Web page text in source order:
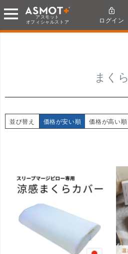
アスモット
オフィシャルストア ログイン
HOME まくら
まくら
並び替え 価格が安い順 価格が高い順